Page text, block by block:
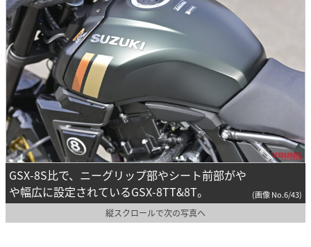
GSX-8S比で、ニーグリップ部やシート前部がや
や幅広に設定されているGSX-8TT&8T。
(画像 No.6/43)
縦スクロールで次の写真へ